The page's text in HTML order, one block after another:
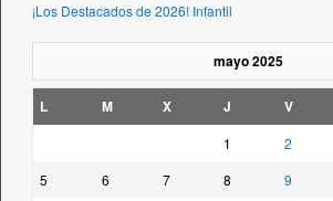
¡Los Destacados de 2026! Infantil
mayo 2025
L M X J V
1 2
5
6 7 8 9